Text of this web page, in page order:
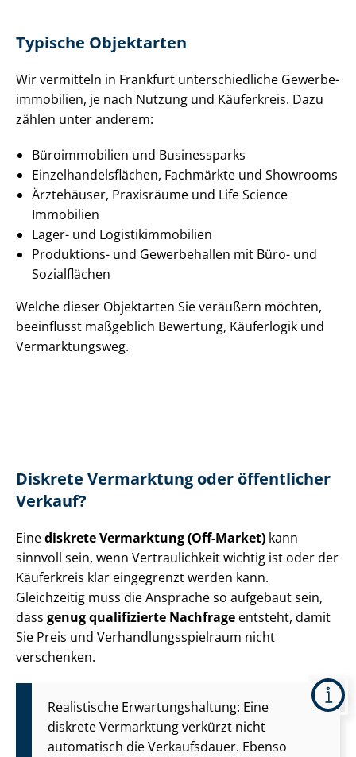
Typische Objektarten
Wir vermitteln in Frankfurt un­ter­schied­li­che Ge­wer­be­
im­mo­bi­li­en, je nach Nutzung und Käuferkreis. Dazu
zählen unter anderem:
Büroimmobilien und Businessparks
Ein­zel­han­dels­flä­chen, Fachmärkte und Showrooms
Ärztehäuser, Praxisräume und Life Science
Immobilien
Lager- und Lo­gis­tik­im­mo­bi­li­en
Produktions- und Gewerbehallen mit Büro- und
Sozialflächen
Welche dieser Objektarten Sie veräußern möchten,
beeinflusst maßgeblich Bewertung, Käuferlogik und
Vermarktungsweg.
Diskrete Vermarktung oder öffentlicher
Verkauf?
Einediskrete Vermarktung (Off-Market) kann
sinnvoll sein, wenn Vertraulichkeit wichtig ist oder der
Käuferkreis klar eingegrenzt werden kann.
Gleichzeitig muss die Ansprache so aufgebaut sein,
dass genug qualifizierte Nachfrage entsteht, damit
Sie Preis und Ver­hand­lungs­spiel­raum nicht
verschenken.
Realistische Er­war­tungs­hal­tung: Eine
diskrete Vermarktung verkürzt nicht
automatisch die Verkaufsdauer. Ebenso